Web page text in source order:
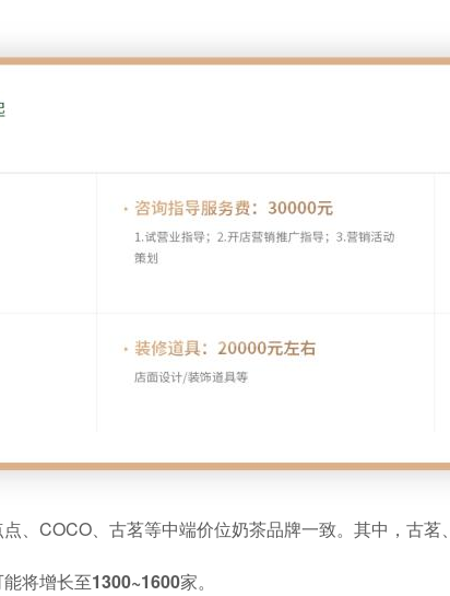
、COCO、古茗等中端价位奶茶品牌一致。其中，古
将增长至1300~1600家。